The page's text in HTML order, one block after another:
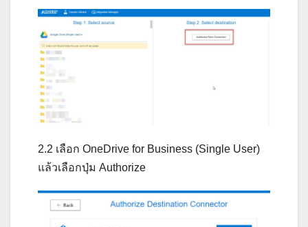
2.2 เลือก OneDrive for Business (Single User)
แล้วเลือกปุ่ม Authorize